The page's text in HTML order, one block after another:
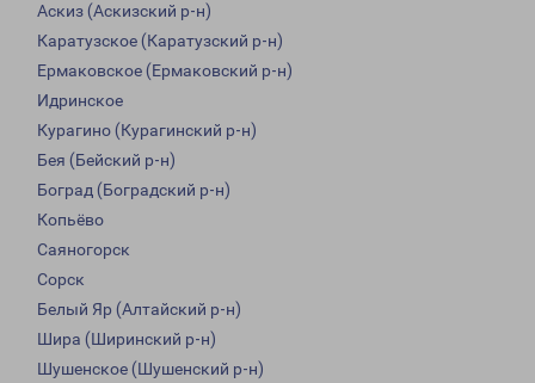
Аскиз (Аскизский р-н)
Каратузское (Каратузский р-н)
Ермаковское (Ермаковский р-н)
Идринское
Курагино (Курагинский р-н)
Бея (Бейский р-н)
Боград (Боградский р-н)
Копьёво
Саяногорск
Сорск
Белый Яр (Алтайский р-н)
Шира (Ширинский р-н)
Шушенское (Шушенский р-н)